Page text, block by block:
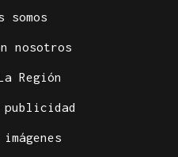
somos
nosotros
Región